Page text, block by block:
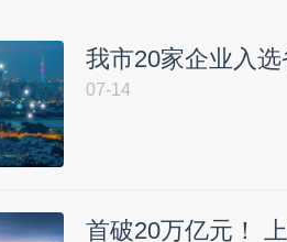
我市20家企业入
07-14
首破20万亿元！